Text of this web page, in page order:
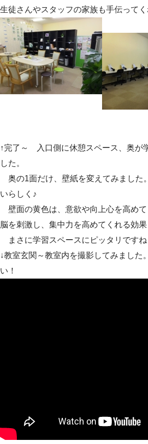
生徒さんやスタッフの家族も手伝ってく
↑完了～ 入口側に休憩スペース、奥が
した。
奥の1面だけ、壁紙を変えてみました
いらしく♪
壁面の黄色は、意欲や向上心を高め
脳を刺激し、集中力を高めてくれる効果
まさに学習スペースにピッタリですね
↓教室玄関～教室内を撮影してみました
い！